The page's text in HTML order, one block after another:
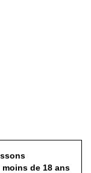
de 18 ans